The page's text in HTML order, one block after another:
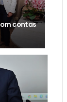
contas